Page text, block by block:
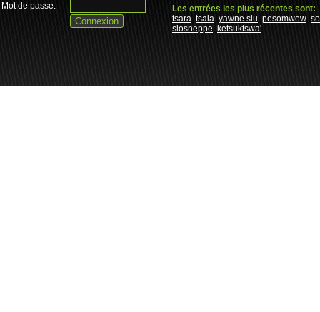
Mot de passe:
Les entrées les plus récentes sont:
tsara tsala yawne slu pesomwew
slosneppe
ketsuktswa'